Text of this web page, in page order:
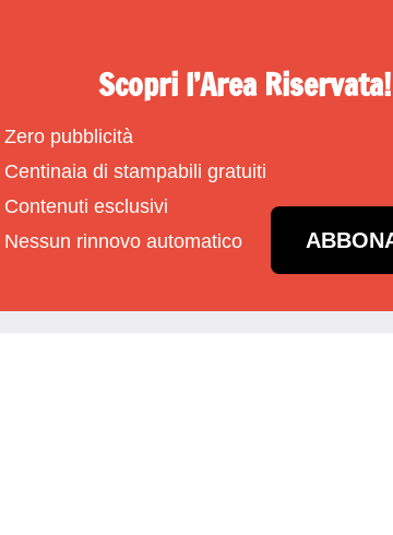
Scopri l’Area Riservata!
Zero pubblicità
Centinaia di stampabili gratuiti
Contenuti esclusivi
Nessun rinnovo automatico